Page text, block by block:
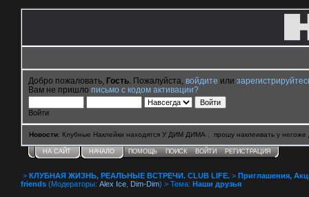
Добро пожаловать, Гость . Пожалуйста, войдите или
Вам не пришло письмо с кодом активации?
Войти
Новости: Клубные Наклейки находятся У ДИМ ДИМА . прошу наклеивать у негоже
НА САЙТ НАЧАЛО ПОМОЩЬ ПОИСК ВОЙТИ РЕГИСТРАЦИЯ
> КЛУБНАЯ ЖИЗНЬ, РЕАЛЬНЫЕ ВСТРЕЧИ. CLUB LIFE. > Приглашения,
friends (Модераторы: Alex Ice Dim-Dim) > Тема: Наши друзья